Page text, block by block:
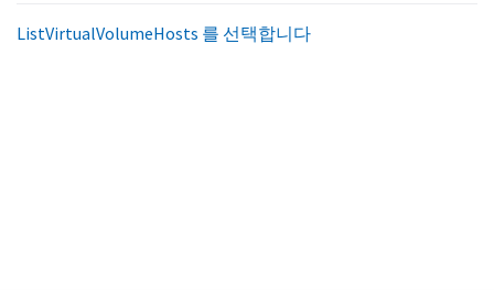
ListVirtualVolumeHosts 를 선택합니다